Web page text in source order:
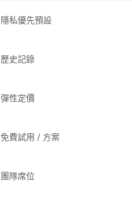
隱私優先預設
歷史記錄
彈性定價
免費試用 / 方案
團隊席位